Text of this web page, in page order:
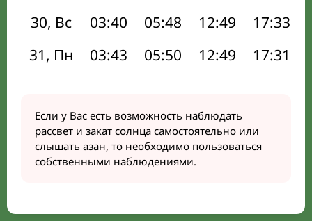
30, Вс
03:40 05:48 12:49 17:33
31, Пн
03:43 05:50 12:49 17:31
Если у Вас есть возможность наблюдать
рассвет и закат солнца самостоятельно или
слышать азан, то необходимо пользоваться
собственными наблюдениями.